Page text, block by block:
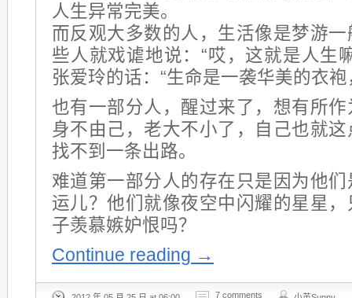
人生异常完美。
而反观大多数的人，生活像是梦游
些人就戏谑地说：“哎，这就是人生
张爱玲的话：“生命是一袭华美的衣
也有一部分人，醒过来了，想有所
身不由己，老大不小了，自己也就
找不到一条出路。
难道第一部分人的存在只是因为他
运儿？他们就像夜空中闪耀的星星
子羡慕嫉妒恨吗？
Continue reading →
7 comments